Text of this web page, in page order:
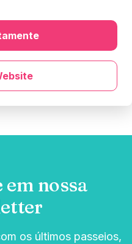
em nossa
os últimos passeios,